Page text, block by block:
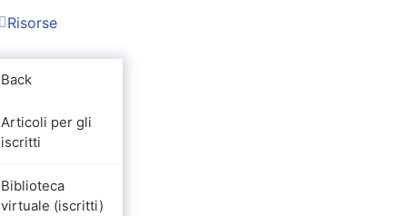
Risorse
Back
Articoli per gli
iscritti
Biblioteca
virtuale (iscritti)